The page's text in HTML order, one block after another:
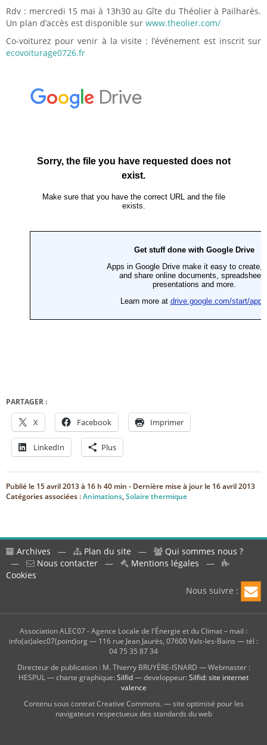
Rdv : mercredi 15 mai à 13h30 au Gîte du Théolier à Pailharès.
Un plan d’accès est disponible sur www.theolier.com/
Co-voiturez pour venir à la visite : l’événement est inscrit sur
ecovoiturage0726.fr
PARTAGER :
X Facebook Imprimer
LinkedIn Plus
Publié le 15 avril 2013 à 16 h 40 min - Dernière mise à jour le 16 avril 2013
Catégories associées :Animations,Solaire thermique
Archives — Plan du site —
Qui sommes nous ?
—
Nous contacter — Mentions légales —
Cookies
Nous suivre :
Association ALEC07 - Agence Locale de l'Énergie et du Climat – mail :
info(at)alec07(point)org — 116 rue Jean Jaurès, 07600 Vals-les-Bains — tél :
04 75 35 87 34
Directeur de publication : M. Thierry BRUYÈRE-ISNARD — Webmaster :
HESPUL — charte graphique:Silfid— developpeur:Silfid: site internet
valence
Contenu sous contrat Creative Commons. — site optimisé pour les
navigateurs respectueux des standards du web